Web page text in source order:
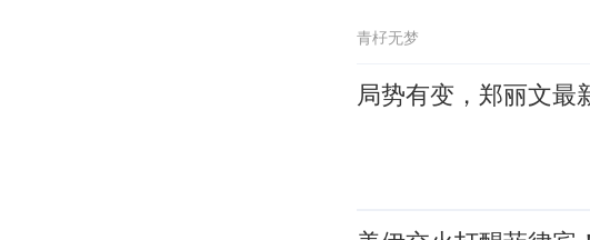
青杍无梦
局势有变，郑丽文最